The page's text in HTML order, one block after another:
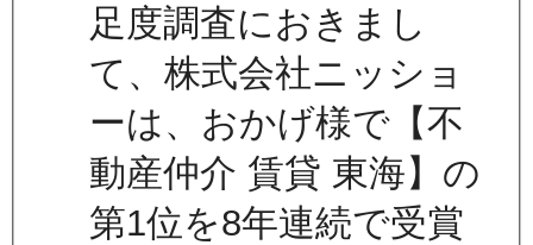
足度調査におきまし
て、株式会社ニッショ
ーは、おかげ様で【不
動産仲介 賃貸 東海】の
第1位を8年連続で受賞